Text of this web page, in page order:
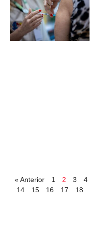
« Anterior 1 2 3 4
14
15 16 17 18